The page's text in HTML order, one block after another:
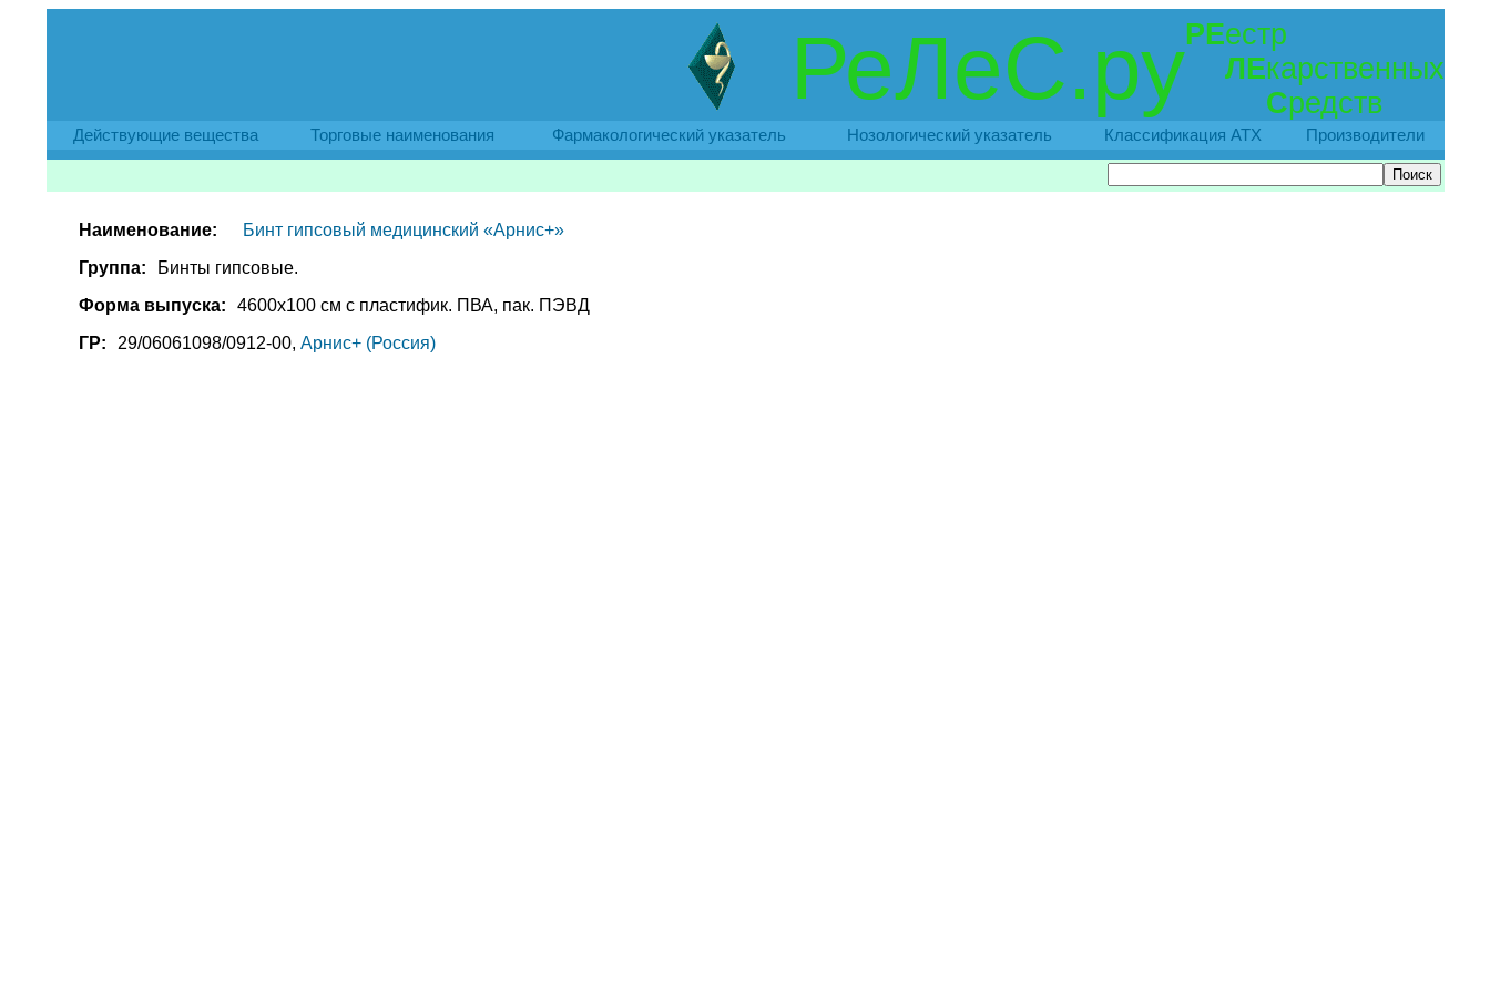
РеЛеС.руРЕестр
ЛЕкарственных
Средств
Действующие вещества Торговые наименования Фармакологический указатель Нозологический указатель Классификация АТХ Производители
Наименование:
Бинт гипсовый медицинский «Арнис+»
Группа:
Бинты гипсовые.
Форма выпуска:
4600х100 см с пластифик. ПВА, пак. ПЭВД
ГР:
29/06061098/0912-00, Арнис+ (Россия)